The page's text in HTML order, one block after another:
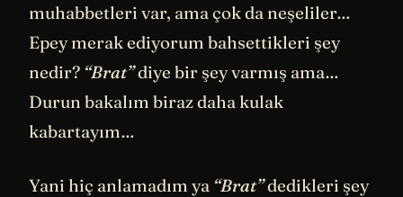
muhabbetleri var, ama çok da neşeliler…
Epey merak ediyorum bahsettikleri şey
nedir? “Brat”diye bir şey varmış ama…
Durun bakalım biraz daha kulak
kabartayım…
Yani hiç anlamadım ya “Brat”dedikleri şey